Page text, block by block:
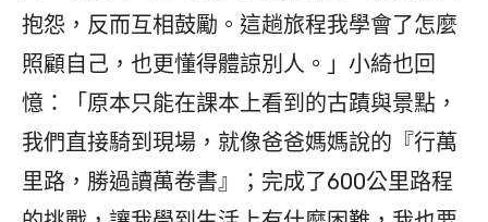
抱怨，反而互相鼓勵。這趟旅程我學會了怎麼
照顧自己，也更懂得體諒別人。」小綺也回
憶：「原本只能在課本上看到的古蹟與景點，
我們直接騎到現場，就像爸爸媽媽說的『行萬
里路，勝過讀萬卷書』；完成了600公里路程